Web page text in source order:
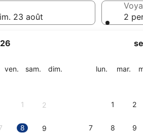
23 août
ven. vendredi
sam. samedi
dim.
1 2
8 9
lun. lundimar.
1 2
7 8 9
2